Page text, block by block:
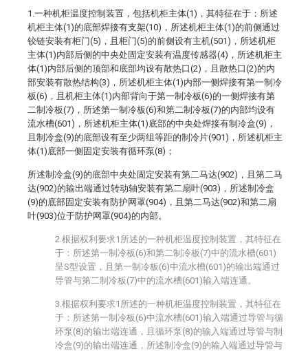
1.一种机柜温度控制装置，包括机柜主体(1)，其特征在于：所述
机柜主体(1)的底部焊接有支架(10)，所述机柜主体(1)的前侧通过
铰链安装有柜门(5)，且柜门(5)的前侧设有主机(501)，所述机柜
主体(1)内部后侧的中央处固定安装有温度传感器(4)，所述机柜主
体(1)内部后侧的顶部和底部均设有散热口(2)，且散热口(2)的内
部安装有散热结构(3)，所述机柜主体(1)内部一侧焊接有第一制冷
板(6)，且机柜主体(1)内部背向于第一制冷板(6)的一侧焊接有第
二制冷板(7)，所述第一制冷板(6)和第二制冷板(7)的内部均设有
流水槽(601)，所述机柜主体(1)底部的中央处焊接有制冷盒(9)，
且制冷盒(9)的底部设有至少两组等距的制冷片(901)，所述机柜主
体(1)底部一侧固定安装有循环泵(8)；
所述制冷盒(9)的底部中央处固定安装有第二马达(902)，且第二马
达(902)的输出端通过转动轴安装有第二扇叶(903)，所述制冷盒
(9)的底部固定安装有防护网罩(904)，且第二马达(902)和第二扇
叶(903)位于防护网罩(904)的内部。
2.根据权利要求1所述的一种机柜温度控制装置，其特征在
于：所述第一制冷板(6)和第二制冷板(7)中的流水槽(601)
呈S型设置，且第一制冷板(6)中流水槽(601)的输出端通过
导管与第二制冷板(7)中的流水槽(601)输入端连通。
3.根据权利要求1所述的一种机柜温度控制装置，其特征在
于：所述第一制冷板(6)中流水槽(601)输入端通过导管与循
环泵(8)的输出端连通，且循环泵(8)的输入端通过导管与制
冷盒(9)的输出端连通，所述制冷盒(9)的输入端通过导管与